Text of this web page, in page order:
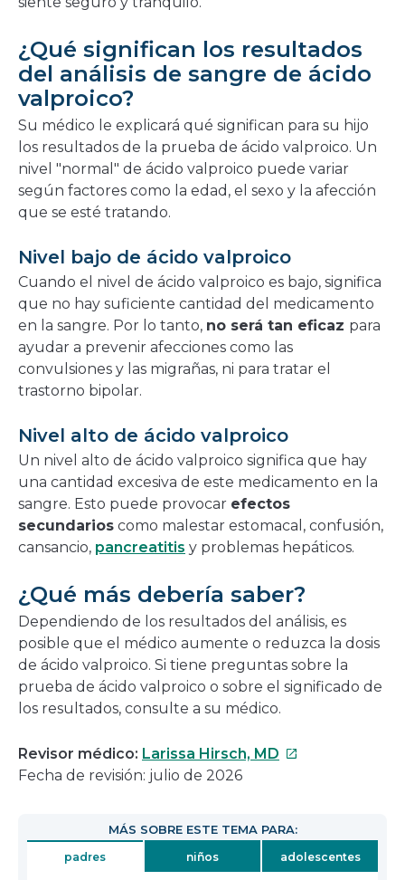
¿Qué significan los resultados
del análisis de sangre de ácido
valproico?
Su médico le explicará qué significan para su hijo
los resultados de la prueba de ácido valproico. Un
nivel "normal" de ácido valproico puede variar
según factores como la edad, el sexo y la afección
que se esté tratando.
Nivel bajo de ácido valproico
Cuando el nivel de ácido valproico es bajo, significa
que no hay suficiente cantidad del medicamento
en la sangre. Por lo tanto, no será tan eficaz para
ayudar a prevenir afecciones como las
convulsiones y las migrañas, ni para tratar el
trastorno bipolar.
Nivel alto de ácido valproico
Un nivel alto de ácido valproico significa que hay
una cantidad excesiva de este medicamento en la
sangre. Esto puede provocar efectos
secundarios como malestar estomacal, confusión,
cansancio, pancreatitis y problemas hepáticos.
¿Qué más debería saber?
Dependiendo de los resultados del análisis, es
posible que el médico aumente o reduzca la dosis
de ácido valproico. Si tiene preguntas sobre la
prueba de ácido valproico o sobre el significado de
los resultados, consulte a su médico.
Revisor médico: Larissa Hirsch, MD Este
en
una
Fecha de revisión: julio de 2026
MÁS SOBRE ESTE TEMA PARA:
padres niños adolescentes